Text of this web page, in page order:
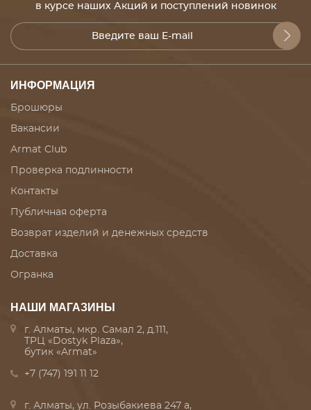
в курсе наших Акций и поступлений новинок
ИНФОРМАЦИЯ
Брошюры
Вакансии
Armat Club
Проверка подлинности
Контакты
Публичная оферта
Возврат изделий и денежных средств
Доставка
Огранка
НАШИ МАГАЗИНЫ
г. Алматы, мкр. Самал 2, д.111,
ТРЦ «Dostyk Plaza»,
бутик «Armat»
+7 (747) 191 11 12
г. Алматы, ул. Розыбакиева 247 а,